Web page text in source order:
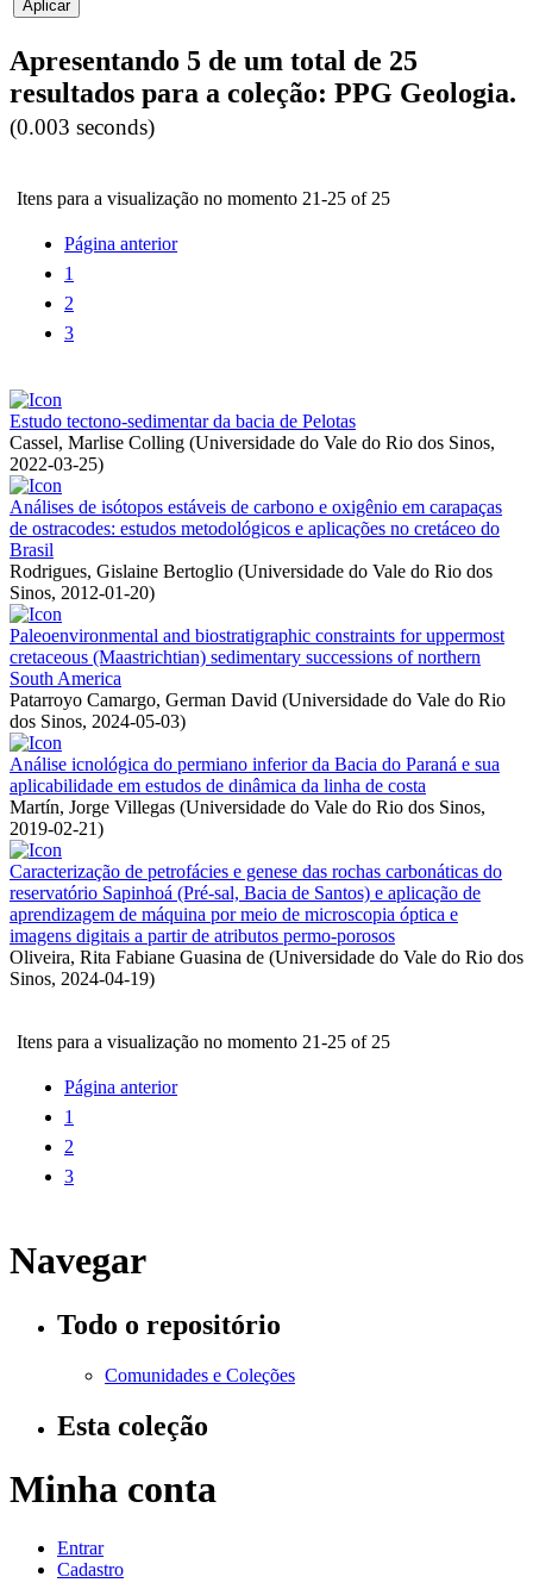
Apresentando 5 de um total de 25
resultados para a coleção: PPG Geologia.
(0.003 seconds)
Itens para a visualização no momento 21-25 of 25
Página anterior
1
2
3
Estudo tectono-sedimentar da bacia de Pelotas
Cassel, Marlise Colling (Universidade do Vale do Rio dos Sinos,
2022-03-25)
Análises de isótopos estáveis de carbono e oxigênio em carapaças
de ostracodes: estudos metodológicos e aplicações no cretáceo do
Brasil
Rodrigues, Gislaine Bertoglio (Universidade do Vale do Rio dos
Sinos, 2012-01-20)
Paleoenvironmental and biostratigraphic constraints for uppermost
cretaceous (Maastrichtian) sedimentary successions of northern
South America
Patarroyo Camargo, German David (Universidade do Vale do Rio
dos Sinos, 2024-05-03)
Análise icnológica do permiano inferior da Bacia do Paraná e sua
aplicabilidade em estudos de dinâmica da linha de costa
Martín, Jorge Villegas (Universidade do Vale do Rio dos Sinos,
2019-02-21)
Caracterização de petrofácies e genese das rochas carbonáticas do
reservatório Sapinhoá (Pré-sal, Bacia de Santos) e aplicação de
aprendizagem de máquina por meio de microscopia óptica e
imagens digitais a partir de atributos permo-porosos
Oliveira, Rita Fabiane Guasina de (Universidade do Vale do Rio dos
Sinos, 2024-04-19)
Itens para a visualização no momento 21-25 of 25
Página anterior
1
2
3
Navegar
Todo o repositório
Comunidades e Coleções
Esta coleção
Minha conta
Entrar
Cadastro